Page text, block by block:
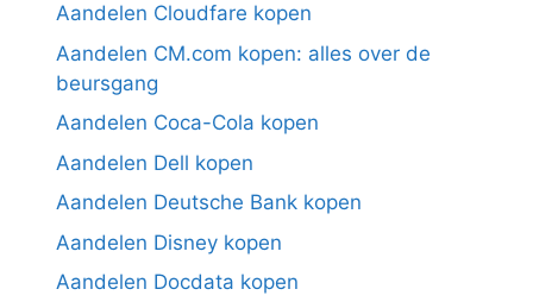
Aandelen Cloudfare kopen
Aandelen CM.com kopen: alles over de
beursgang
Aandelen Coca-Cola kopen
Aandelen Dell kopen
Aandelen Deutsche Bank kopen
Aandelen Disney kopen
Aandelen Docdata kopen